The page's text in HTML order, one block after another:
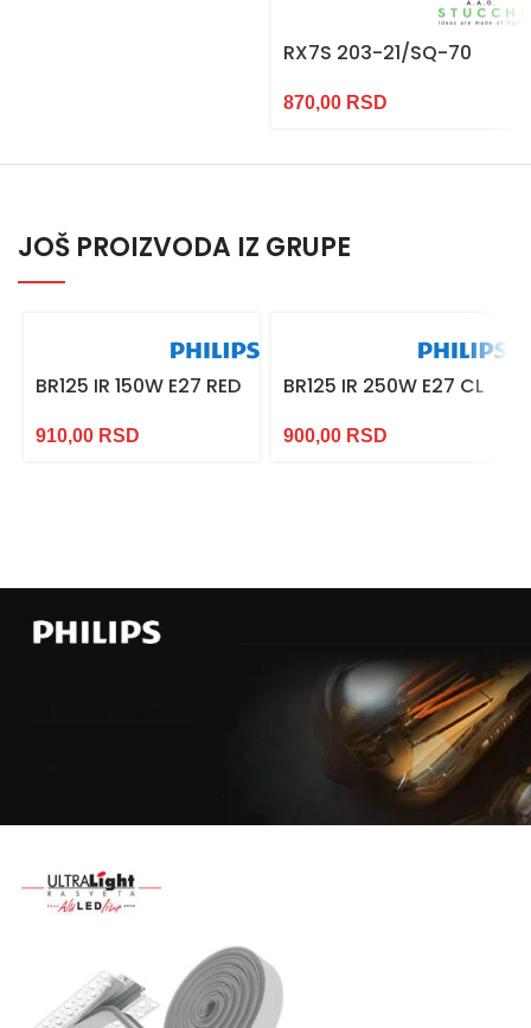
RX7S 203-21/SQ-70
870,00 RSD
JOŠ PROIZVODA IZ GRUPE
BR125 IR 150W E27 RED
910,00 RSD
BR125 IR 250W E27 CL
900,00 RSD
Najveći
izbor
SIJALICA
u